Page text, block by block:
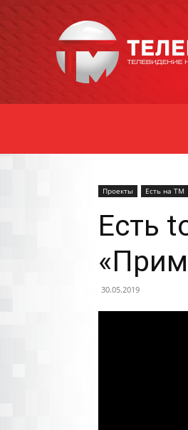
Проекты Есть на ТМ
Есть
30.05.2019